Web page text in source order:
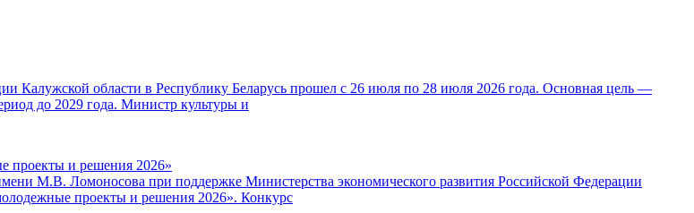
Калужской области в Республику Беларусь прошел с 26 июля по 28 июля 2026 года. Основная цель —
до 2029 года. Министр культуры и
проекты и решения 2026»
М.В. Ломоносова при поддержке Министерства экономического развития Российской Федерации
проекты и решения 2026». Конкурс